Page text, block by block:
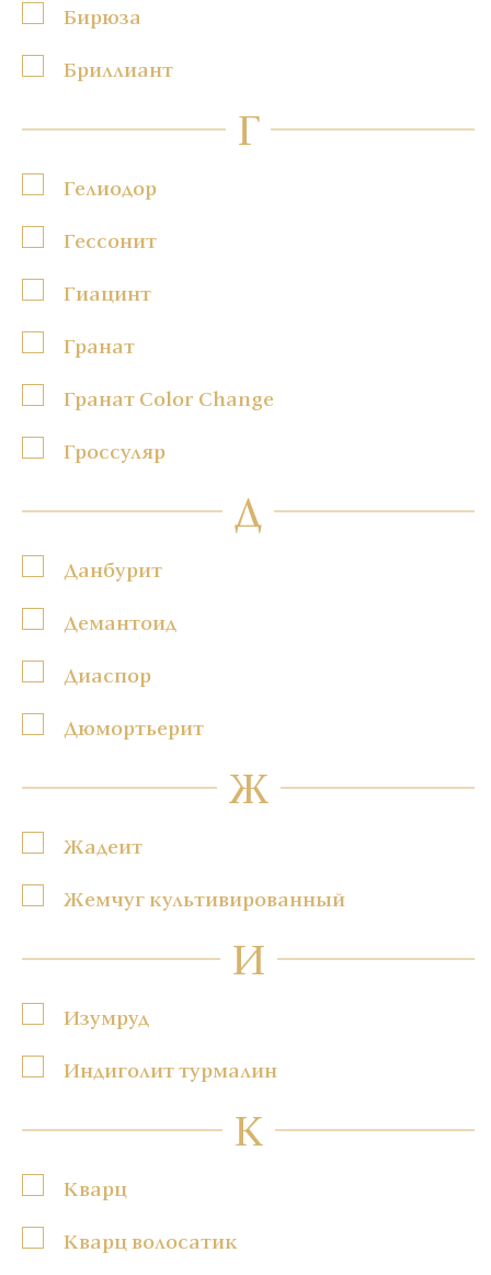
Бирюза
Бриллиант
Г
Гелиодор
Гессонит
Гиацинт
Гранат
Гранат Color Change
Гроссуляр
Д
Данбурит
Демантоид
Диаспор
Дюмортьерит
Ж
Жадеит
Жемчуг культивированный
И
Изумруд
Индиголит турмалин
К
Кварц
Кварц волосатик